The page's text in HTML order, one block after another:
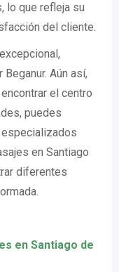
lo que refleja su
del cliente.
Aún así,
el centro
puedes
en Santiago
diferentes
en Santiago de